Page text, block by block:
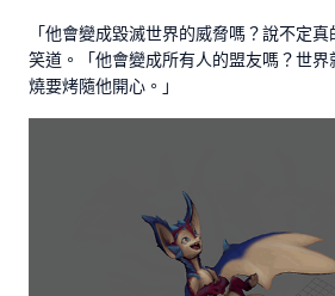
「他會變成毀滅世界的威脅嗎？說不定
笑道。「他會變成所有人的盟友嗎？世
燒要烤隨他開心。」